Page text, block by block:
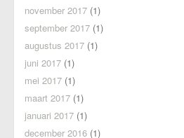
november 2017 (1)
september 2017 (1)
augustus 2017 (1)
juni 2017 (1)
mei 2017 (1)
maart 2017 (1)
januari 2017 (1)
december 2016 (1)